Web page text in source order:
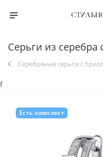
Серьги из серебра
Серебряные серьги с
f
Есть комплект